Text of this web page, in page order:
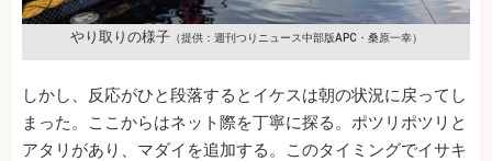
やり取りの様子（提供：週刊つりニュース中部版APC・桑原一幸）
しかし、反応がひと段落するとイケスは朝の状況に戻ってし
まった。ここからはネット際を丁寧に探る。ポツリポツリと
アタリがあり、マダイを追加する。このタイミングでイサキ